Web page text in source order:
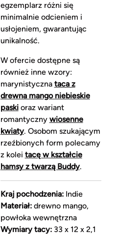
egzemplarz różni się
minimalnie odcieniem i
usłojeniem, gwarantując
unikalność.
W ofercie dostępne są
również inne wzory:
marynistyczna taca z
drewna mango niebieskie
paskioraz wariant
romantyczny wiosenne
kwiaty. Osobom szukającym
rzeźbionych form polecamy
z kolei tacę w kształcie
hamsy z twarzą Buddy.
Kraj pochodzenia:Indie
Materiał:drewno mango,
powłoka wewnętrzna
Wymiary tacy:33 x 12 x 2,1